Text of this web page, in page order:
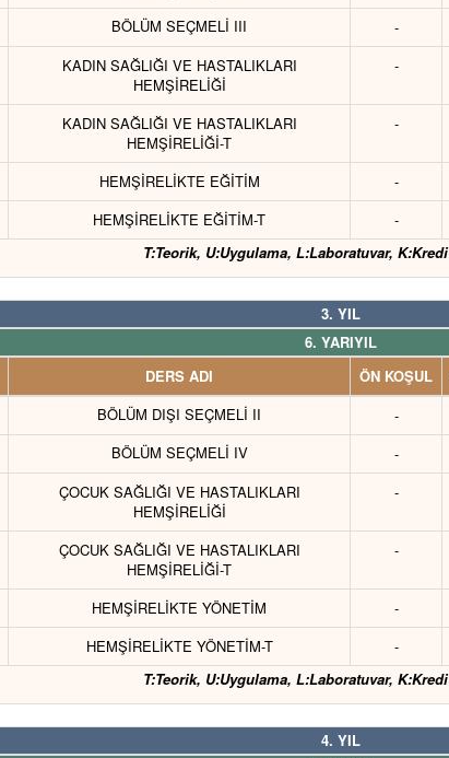
BÖLÜM SEÇMELİ III -
KADIN SAĞLIĞI VE HASTALIKLARI
HEMŞİRELİĞİ
-
KADIN SAĞLIĞI VE HASTALIKLARI
HEMŞİRELİĞİ-T
-
HEMŞİRELİKTE EĞİTİM -
HEMŞİRELİKTE EĞİTİM-T -
T:Teorik, U:Uygulama, L:Laboratuvar, K:Kredi
3. YIL
6. YARIYIL
DERS ADI ÖN KOŞUL
BÖLÜM DIŞI SEÇMELİ II -
BÖLÜM SEÇMELİ IV -
ÇOCUK SAĞLIĞI VE HASTALIKLARI
HEMŞİRELİĞİ
-
ÇOCUK SAĞLIĞI VE HASTALIKLARI
HEMŞİRELİĞİ-T
-
HEMŞİRELİKTE YÖNETİM -
HEMŞİRELİKTE YÖNETİM-T -
T:Teorik, U:Uygulama, L:Laboratuvar, K:Kredi
4. YIL